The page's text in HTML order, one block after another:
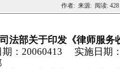
作者: 来源: 阅读: 428
法部关于印发《律师服务
期：20060413 实施日期